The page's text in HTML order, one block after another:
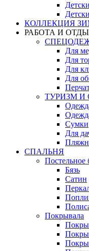
КОЛЛЕКЦИЯ
РАБОТА И
Для
Для
Для
Для
ТУРИЗМ И
Сумки
Для
СПАЛЬНЯ
Постельное
Бязь
Сатин
Покрывала